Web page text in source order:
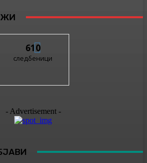
610
следбеници
- Advertisement -